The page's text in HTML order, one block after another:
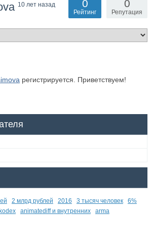
10 лет назад 0
Репутация
0
Рейтинг
регистрируется. Приветствуем!
2 млрд рублей 2016 3 тысяч человек
6%
animatediff и внутренних arma